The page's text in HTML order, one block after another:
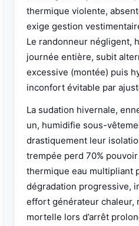
thermique violente,
exige gestion
Le randonneur négligent,
journée entière, subit
excessive (montée) puis
inconfort évitable par
La sudation hivernale,
un, humidifie sous-
drastiquement leur
trempée perd 70%
thermique eau multipliant
dégradation progressive,
effort générateur chaleur,
mortelle lors d’arrêt